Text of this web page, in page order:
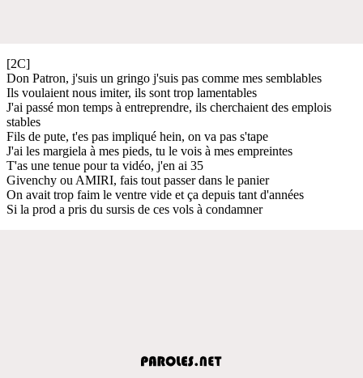
[2C]
Don Patron, j'suis un gringo j'suis pas comme mes semblables
Ils voulaient nous imiter, ils sont trop lamentables
J'ai passé mon temps à entreprendre, ils cherchaient des emplois
stables
Fils de pute, t'es pas impliqué hein, on va pas s'tape
J'ai les margiela à mes pieds, tu le vois à mes empreintes
T'as une tenue pour ta vidéo, j'en ai 35
Givenchy ou AMIRI, fais tout passer dans le panier
On avait trop faim le ventre vide et ça depuis tant d'années
Si la prod a pris du sursis de ces vols à condamner